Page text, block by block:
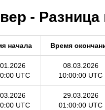
- Разница
начала Время
UTC
08.03.2026
10:00:00 UTC
UTC
29.03.2026
01:00:00 UTC